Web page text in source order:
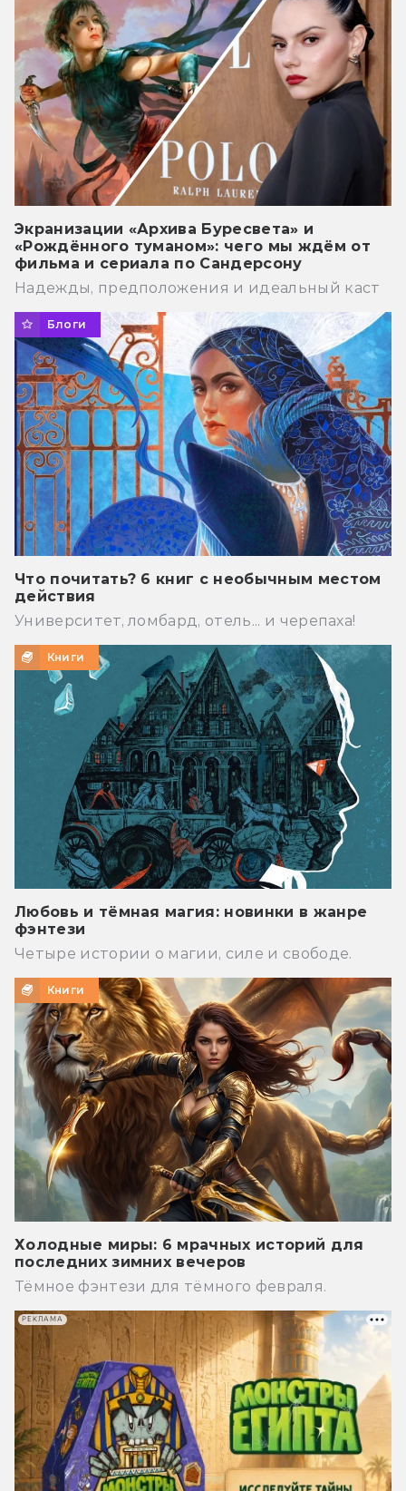
Экранизации «Архива Буресвета» и
«Рождённого туманом»: чего мы ждём от
фильма и сериала по Сандерсону
Надежды, предположения и идеальный каст
Блоги
Что почитать? 6 книг с необычным местом
действия
Университет, ломбард, отель... и черепаха!
Книги
Любовь и тёмная магия: новинки в жанре
фэнтези
Четыре истории о магии, силе и свободе.
Книги
Холодные миры: 6 мрачных историй для
последних зимних вечеров
Тёмное фэнтези для тёмного февраля.
РЕКЛАМА